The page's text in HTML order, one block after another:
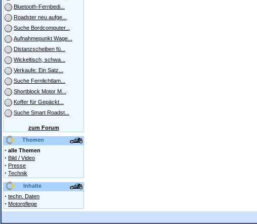
Bluetooth-Fernbedi...
Roadster neu aufge...
Suche Bordcomputer...
Aufnahmepunkt Wage...
Distanzscheiben fü...
Wickeltisch, schwa...
Verkaufe: Ein Satz...
Suche Fernlichtlam...
Shortblock Motor M...
Koffer für Gepäckt...
Suche Smart Roadst...
zum Forum
Themen
· alle Themen
· Bild / Video
· Presse
· Technik
Inhalte
· techn. Daten
· Motorpflege